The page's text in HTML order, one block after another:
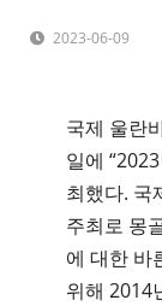
2023-06-09
국제 울란
일에
최했다. 국
주최로 몽
에 대한 바
위해 2014